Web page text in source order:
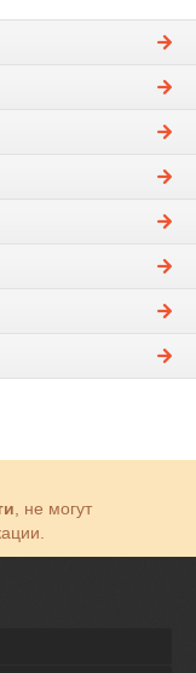
, не могут